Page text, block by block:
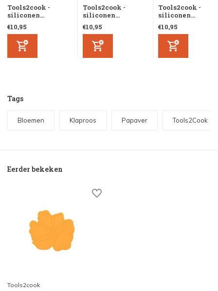
Tools2cook -
siliconen...
€10,95
Tools2cook -
siliconen...
€10,95
Tools2cook -
siliconen...
€10,95
Tags
Bloemen Klaproos Papaver Tools2Cook
Eerder bekeken
Tools2cook